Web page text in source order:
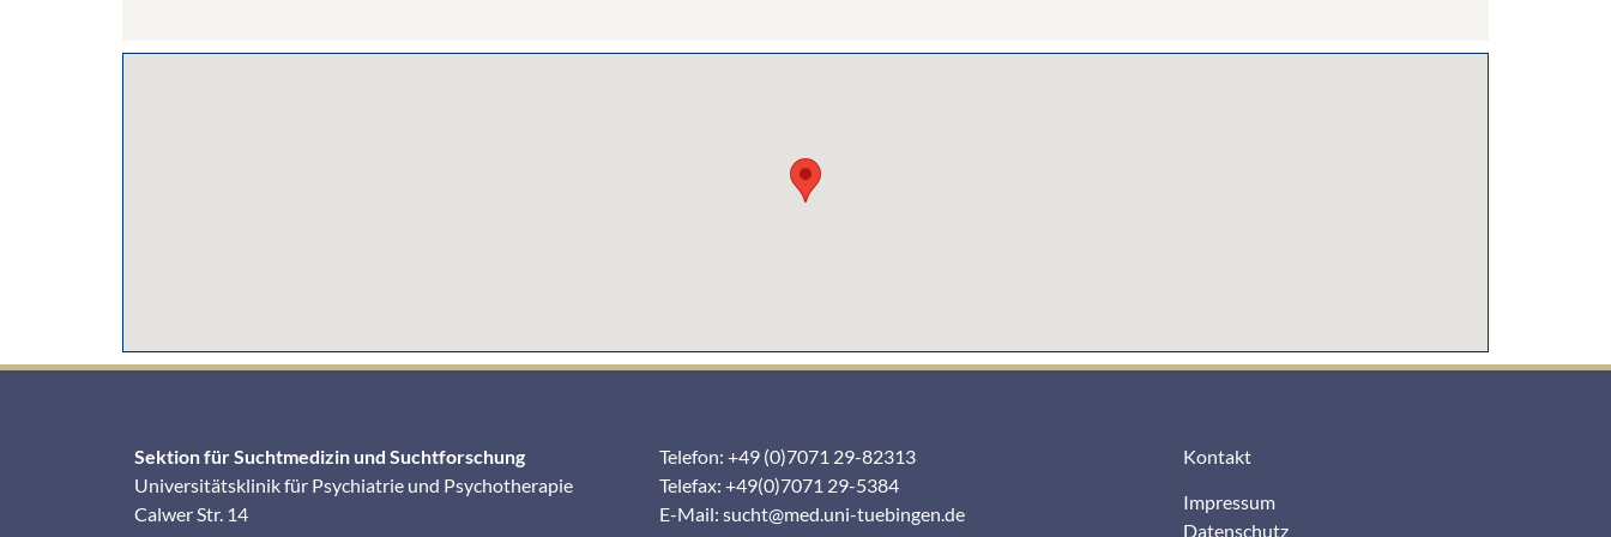
Sektion für Suchtmedizin und Suchtforschung
Universitätsklinik für Psychiatrie und Psychotherapie
Calwer Str. 14
Telefon: +49 (0)7071 29-82313
Telefax: +49(0)7071 29-5384
E-Mail: sucht@med.uni-tuebingen.de
Kontakt
Impressum
Datenschutz